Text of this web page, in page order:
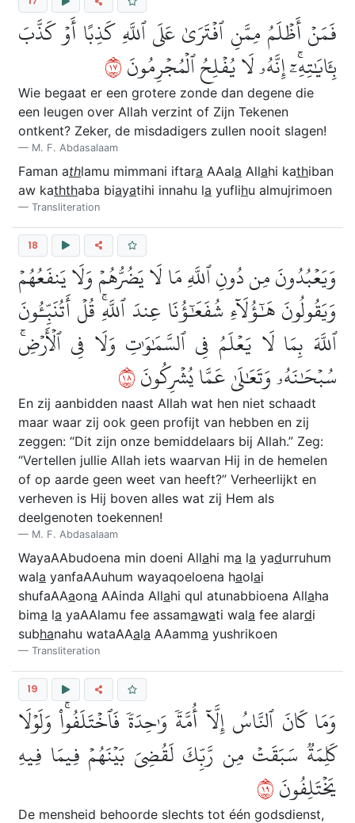
فَمَنۡ أَظۡلَمُ مِمَّنِ ٱفۡتَرَىٰ عَلَى ٱللَّهِ كَذِبًا أَوۡ كَذَّبَ
بِـَٔايَٰتِهِۦٓۚ إِنَّهُۥ لَا يُفۡلِحُ ٱلۡمُجۡرِمُونَ٧١
Wie begaat er een grotere zonde dan degene die
een leugen over Allah verzint of Zijn Tekenen
ontkent? Zeker, de misdadigers zullen nooit slagen!
M. F. Abdasalaam
Faman athlamu mimmani iftara AAala Allahi kathiban
aw kaththaba biayatihi innahu la yuflihu almujrimoen
Transliteration
18
وَيَعۡبُدُونَ مِن دُونِ ٱللَّهِ مَا لَا يَضُرُّهُمۡ وَلَا يَنفَعُهُمۡ
وَيَقُولُونَ هَٰٓؤُلَآءِ شُفَعَٰٓؤُنَا عِندَ ٱللَّهِۚ قُلۡ أَتُنَبِّـُٔونَ
ٱللَّهَ بِمَا لَا يَعۡلَمُ فِي ٱلسَّمَٰوَٰتِ وَلَا فِي ٱلۡأَرۡضِۚ
سُبۡحَٰنَهُۥ وَتَعَٰلَىٰ عَمَّا يُشۡرِكُونَ٨١
En zij aanbidden naast Allah wat hen niet schaadt
maar waar zij ook geen profijt van hebben en zij
zeggen: “Dit zijn onze bemiddelaars bij Allah.” Zeg:
“Vertellen jullie Allah iets waarvan Hij in de hemelen
of op aarde geen weet van heeft?” Verheerlijkt en
verheven is Hij boven alles wat zij Hem als
deelgenoten toekennen!
M. F. Abdasalaam
WayaAAbudoena min doeni Allahi ma la yadurruhum
wala yanfaAAuhum wayaqoeloena haolai
shufaAAaona AAinda Allahi qul atunabbioena Allaha
bima la yaAAlamu fee assamawati wala fee alardi
subhanahu wataAAala AAamma yushrikoen
Transliteration
19
وَمَا كَانَ ٱلنَّاسُ إِلَّآ أُمَّةٗ وَٰحِدَةٗ فَٱخۡتَلَفُواْۚ وَلَوۡلَا
كَلِمَةٞ سَبَقَتۡ مِن رَّبِّكَ لَقُضِيَ بَيۡنَهُمۡ فِيمَا فِيهِ
يَخۡتَلِفُونَ٩١
De mensheid behoorde slechts tot één godsdienst,